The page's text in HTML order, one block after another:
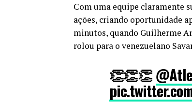
Com uma equipe claramente
ações, criando oportunidade
minutos, quando Guilherme
rolou para o venezuelano
👏👏👏